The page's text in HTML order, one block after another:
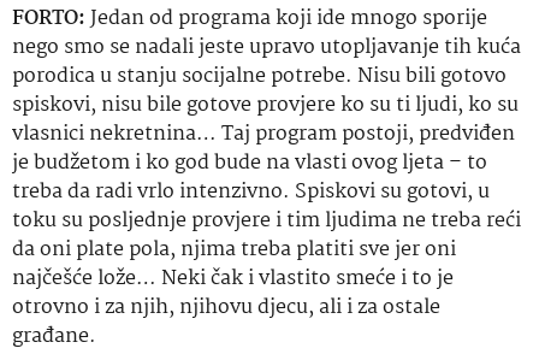
FORTO:Jedan od programa koji ide mnogo sporije
nego smo se nadali jeste upravo utopljavanje tih kuća
porodica u stanju socijalne potrebe. Nisu bili gotovo
spiskovi, nisu bile gotove provjereko su ti ljudi,ko su
vlasnici nekretnina… Taj program postoji, predviđen
je budžetom iko god bude na vlasti ovog ljeta – to
treba da radi vrlo intenzivno. Spiskovi su gotovi, u
toku su posljednje provjere i tim ljudima ne treba reći
da oni plate pola, njima treba platiti sve jer oni
najčešće lože… Neki čak i vlastito smeće i to je
otrovno i za njih, njihovu djecu, ali i za ostale
građane.